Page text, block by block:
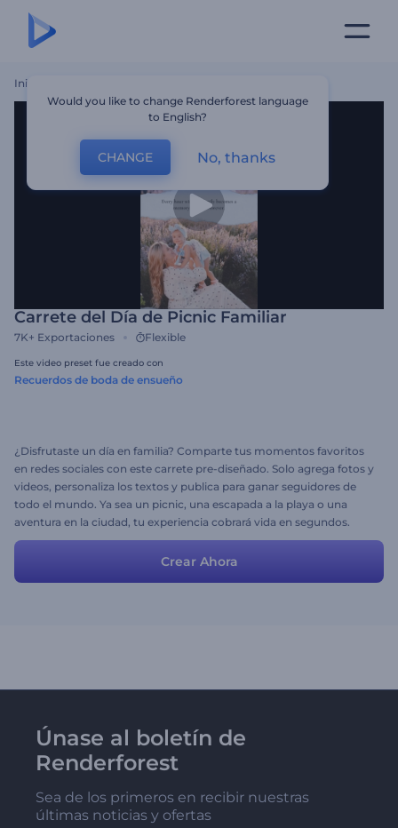
Inicio
Carrete del Día de Picnic Familiar
7K+ Exportaciones Flexible
Este video preset fue creado con
Recuerdos de boda de ensueño
¿Disfrutaste un día en familia? Comparte tus momentos favoritos
en redes sociales con este carrete pre-diseñado. Solo agrega fotos y
videos, personaliza los textos y publica para ganar seguidores de
todo el mundo. Ya sea un picnic, una escapada a la playa o una
aventura en la ciudad, tu experiencia cobrará vida en segundos.
¡Pruébalo ya!
Crear Ahora
Únase al boletín de
Renderforest
Sea de los primeros en recibir nuestras
últimas noticias y ofertas
Would you like to change Renderforest language
to English?
CHANGE No, thanks